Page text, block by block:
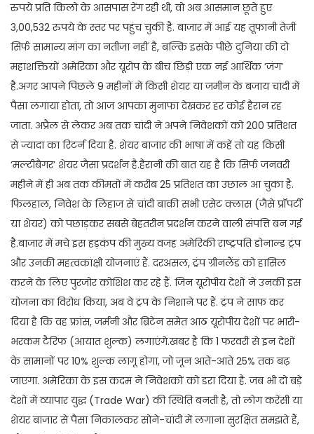
रुपये प्रति किलो के आसपास रेंग रही थी, वो अब आसमान छूते हुए
3,00,532 रुपये के स्तर पर पहुंच चुकी है. बाजार में आई यह तूफानी तेजी
सिर्फ सामान्य मांग का नतीजा नहीं है, बल्कि इसके पीछे दुनिया की दो
महाशक्तियों अमेरिका और यूरोप के बीच छिड़ी एक नई आर्थिक ‘जंग’
है.अगर आपने पिछले 9 महीनों में किसी शेयर या जमीन के बजाय चांदी में
पैसा लगाया होता, तो आज आपका मुनाफा देखकर हर कोई हैरान रह
जाता. अप्रैल से लेकर अब तक चांदी ने अपने निवेशकों को 200 प्रतिशत
से ज्यादा का रिटर्न दिया है. शेयर बाजार की भाषा में कहें तो यह किसी
‘मल्टीबैगर’ शेयर जैसा प्रदर्शन है.हैरानी की बात यह है कि सिर्फ जनवरी
महीने में ही अब तक कीमतों में करीब 25 प्रतिशत का उछाल आ चुका है.
फिलहाल, निवेश के लिहाज से चांदी बाकी सभी एसेट क्लास (जैसे प्रॉपर्टी
या शेयर) को पछाड़कर सबसे बेहतरीन प्रदर्शन करने वाली संपत्ति बन गई
है.बाजार में मचे इस हड़कंप की मुख्य वजह अमेरिकी राष्ट्रपति डोनाल्ड ट्रंप
और उनकी महत्वकांक्षी योजनाएं हैं. दरअसल, ट्रंप ग्रीनलैंड को हासिल
करने के लिए पुरजोर कोशिश कर रहे हैं. जिन यूरोपीय देशों ने उनकी इस
योजना का विरोध किया, अब वे ट्रंप के निशाने पर हैं. ट्रंप ने साफ कर
दिया है कि वह फ्रांस, जर्मनी और ब्रिटेन समेत आठ यूरोपीय देशों पर भारी-
भरकम टैरिफ (आयात शुल्क) लगाएंगे.खबर है कि 1 फरवरी से इन देशों
के सामानों पर 10% शुल्क लागू होगा, जो जून आते-आते 25% तक बढ़
जाएगा. अमेरिका के इस कदम ने निवेशकों को डरा दिया है. जब भी दो बड़े
देशों में व्यापार युद्ध (Trade War) की स्थिति बनती है, तो लोग करेंसी या
शेयर बाजार से पैसा निकालकर सोने-चांदी में लगाना सुरक्षित समझते हैं,